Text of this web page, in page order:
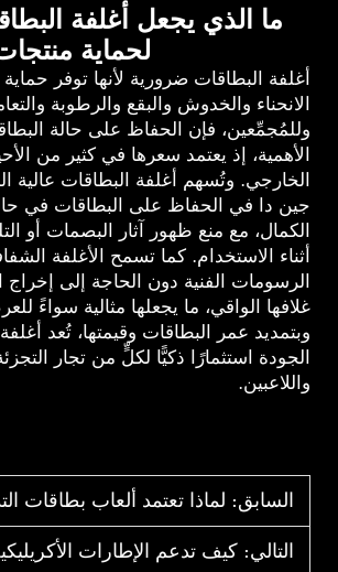
ما الذي يجعل أغلفة
لحماية
أغلفة البطاقات ضرورية لأنها توفر
الانحناء والخدوش والبقع والرطوبة
وللمُجمِّعين، فإن الحفاظ على حالة
الأهمية، إذ يعتمد سعرها في كثير من
الخارجي. وتُسهم أغلفة البطاقات عالية
جين دا في الحفاظ على البطاقات في
الكمال، مع منع ظهور آثار البصمات أو
أثناء الاستخدام. كما تسمح الأغلفة
الرسومات الفنية دون الحاجة إلى إخراج
غلافها الواقي، ما يجعلها مثالية سواءً
وبتمديد عمر البطاقات وقيمتها، تُعد
الجودة استثمارًا ذكيًّا لكلٍّ من تجار
واللاعبين.
السابق: لماذا تعتمد ألعاب بطاقات التداول على
التالي: كيف تدعم الإطارات الأكريليكية المعارض